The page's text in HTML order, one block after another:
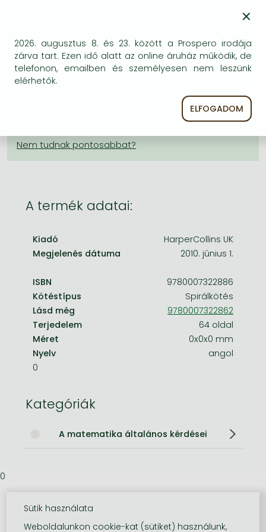
One-Punch Man manga
BESZEREZHETŐSÉG
Bizonytalan a beszerezhetőség. Érdemes még
egyszer keresni szerzővel és címmel. Ha nem talál
A termék adatai:
Kiadó
HarperCollins UK
Megjelenés dátuma
2010. június 1.
ISBN
9780007322886
Kötéstípus
Spirálkötés
Lásd még
9780007322862
Terjedelem
64 oldal
Méret
0x0x0 mm
Nyelv
angol
0
Kategóriák
A matematika általános kérdései
0
×
2026. augusztus 8. és 23. között a Prospero irodája
zárva tart. Ezen idő alatt az online áruház működik, de
telefonon, emailben és személyesen nem leszünk
elérhetők.
ELFOGADOM
Sütik használata
Weboldalunkon cookie-kat (sütiket) használunk,